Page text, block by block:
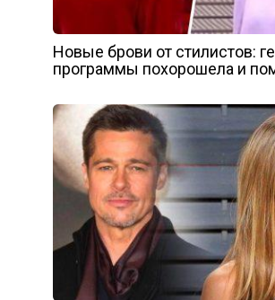
Новые брови от стилистов:
программы похорошела и